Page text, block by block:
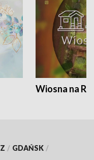
Wiosna na
/ GDAŃSK /